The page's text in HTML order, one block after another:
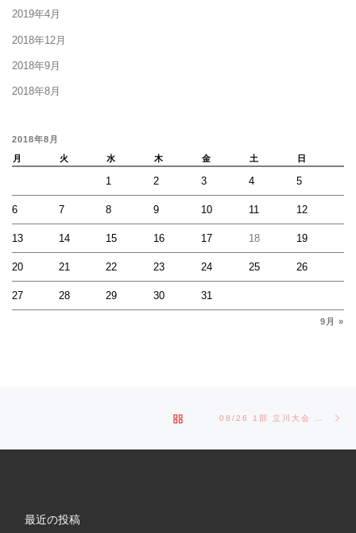
2019年4月
2018年12月
2018年9月
2018年8月
2018年8月
月
火 水 木 金 土 日
9月 »
1 2 3 4 5
6 7 8 9 10 11 12
13 14 15 16 17 18 19
20 21 22 23 24 25 26
27 28 29 30 31
Post navigation BACK TO POST LIST
最近の投稿